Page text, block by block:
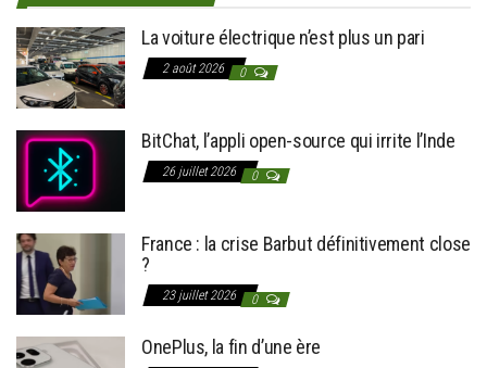
La voiture électrique n’est plus un pari
2 août 2026 0
BitChat, l’appli open-source qui irrite l’Inde
26 juillet 2026 0
France : la crise Barbut définitivement close
?
23 juillet 2026 0
OnePlus, la fin d’une ère